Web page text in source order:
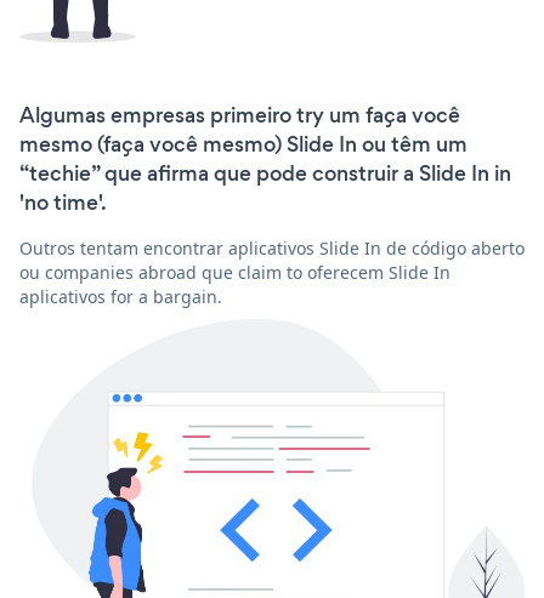
Algumas empresas primeiro try um faça você
mesmo (faça você mesmo) Slide In ou têm um
“techie” que afirma que pode construir a Slide In in
'no time'.
Outros tentam encontrar aplicativos Slide In de código aberto
ou companies abroad que claim to oferecem Slide In
aplicativos for a bargain.